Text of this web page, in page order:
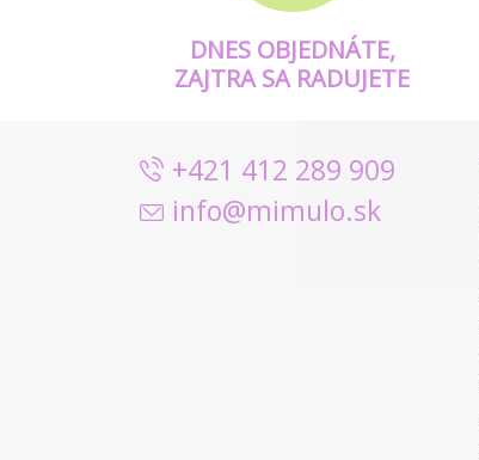
DNES OBJEDNÁTE,
ZAJTRA SA RADUJETE
+421 412 289 909
info@mimulo.sk